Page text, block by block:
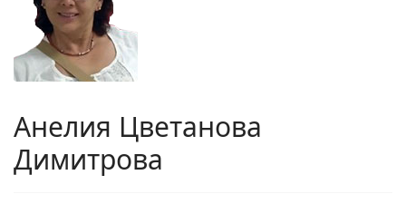
Анелия Цветанова
Димитрова